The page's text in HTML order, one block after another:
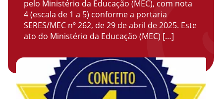
pelo Ministério da Educação (MEC), com nota
4 (escala de 1 a 5) conforme a portaria
SERES/MEC nº 262, de 29 de abril de 2025. Este
ato do Ministério da Educação (MEC) […]